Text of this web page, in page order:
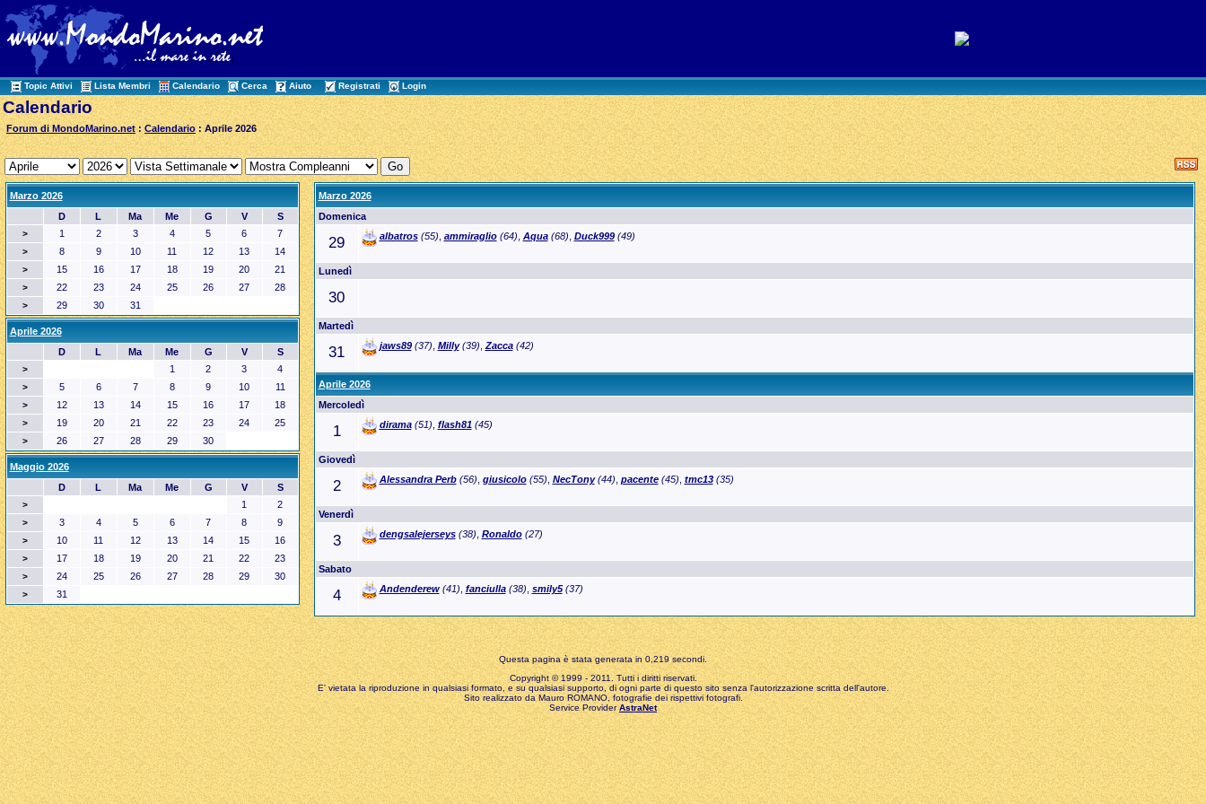
Topic Attivi Lista Membri Calendario Cerca Aiuto Registrati Login
Calendario
Forum di MondoMarino.net :Calendario : Aprile 2026
Marzo 2026
D
L Ma Me G V S
> 1 2 3 4 5 6 7
> 8 9 10 11 12 13 14
> 15 16 17 18 19 20 21
> 22 23 24 25 26 27 28
> 29 30 31
Marzo 2026
Domenica
29 albatros(55), ammiraglio(64), Aqua(68), Duck999(49)
Lunedì
30
Martedì
31 jaws89(37), Milly(39),Zacca(42)
Aprile 2026
Mercoledì
1 dirama(51), flash81(45)
Giovedì
2 Alessandra Perb(56), giusicolo(55), NecTony(44), pacente(45), tmc13(35)
Venerdì
3 dengsalejerseys(38), Ronaldo(27)
Sabato
4 Andenderew(41), fanciulla(38), smily5(37)
Aprile 2026
D
L Ma Me G V S
> 1 2 3 4
> 5 6 7 8 9 10 11
> 12 13 14 15 16 17 18
> 19 20 21 22 23 24 25
> 26 27 28 29 30
Maggio 2026
D
L Ma Me G V S
> 1 2
> 3 4 5 6 7 8 9
> 10 11 12 13 14 15 16
> 17 18 19 20 21 22 23
> 24 25 26 27 28 29 30
> 31
Questa pagina è stata generata in 0,219 secondi.
Copyright © 1999 - 2011. Tutti i diritti riservati.
E' vietata la riproduzione in qualsiasi formato, e su qualsiasi supporto, di ogni parte di questo sito senza l'autorizzazione scritta dell'autore.
Sito realizzato da Mauro ROMANO, fotografie dei rispettivi fotografi.
Service ProviderAstraNet